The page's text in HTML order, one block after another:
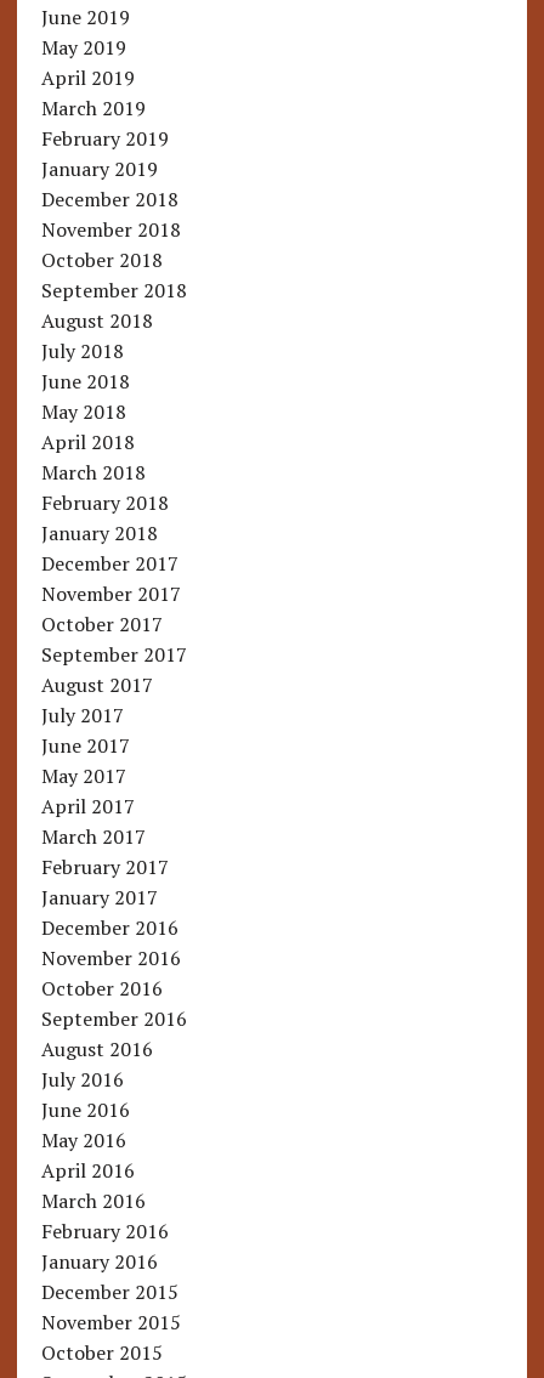
June 2019
May 2019
April 2019
March 2019
February 2019
January 2019
December 2018
November 2018
October 2018
September 2018
August 2018
July 2018
June 2018
May 2018
April 2018
March 2018
February 2018
January 2018
December 2017
November 2017
October 2017
September 2017
August 2017
July 2017
June 2017
May 2017
April 2017
March 2017
February 2017
January 2017
December 2016
November 2016
October 2016
September 2016
August 2016
July 2016
June 2016
May 2016
April 2016
March 2016
February 2016
January 2016
December 2015
November 2015
October 2015